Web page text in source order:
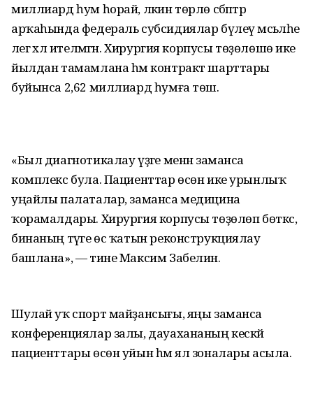
миллиард һум һорай, ләкин төрлө сәбәптәр
арҡаһында федераль субсидиялар бүлеү мәсьәләһе
әлегә хәл ителмәгән. Хирургия корпусы төҙөлөшө ике
йылдан тамамлана һәм контракт шарттары
буйынса 2,62 миллиард һумға төшә.
«Был диагнотикалау үҙәге менән заманса
комплекс була. Пациенттар өсөн ике урынлыҡ
уңайлы палаталар, заманса медицина
ҡорамалдары. Хирургия корпусы төҙөлөп бөткәс,
бинаның тәүге өс ҡатын реконструкциялау
башлана», — тине Максим Забелин.
Шулай уҡ спорт майҙансығы, яңы заманса
конференциялар залы, дауахананың кескәй
пациенттары өсөн уйын һәм ял зоналары асыла.